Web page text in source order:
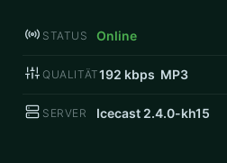
STATUS Online
QUALITÄT192 kbps MP3
SERVER Icecast 2.4.0-kh15